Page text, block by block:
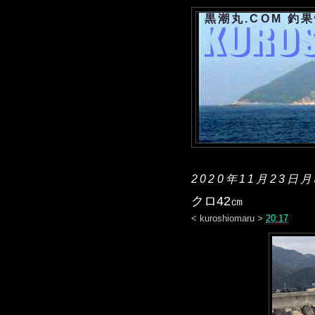
黒潮丸.COM 釣
2020年11月23日月
クロ42㎝
< kuroshiomaru > 20:17